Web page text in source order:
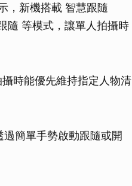
，新機搭載 智慧跟隨
隨 等模式，讓單人拍攝時
時能優先維持指定人物清
簡單手勢啟動跟隨或開